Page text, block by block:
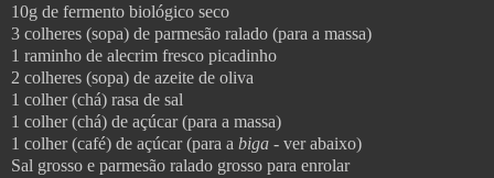
10g de fermento biológico seco
3 colheres (sopa) de parmesão ralado (para a massa)
1 raminho de alecrim fresco picadinho
2 colheres (sopa) de azeite de oliva
1 colher (chá) rasa de sal
1 colher (chá) de açúcar (para a massa)
1 colher (café) de açúcar (para a biga - ver abaixo)
Sal grosso e parmesão ralado grosso para enrolar